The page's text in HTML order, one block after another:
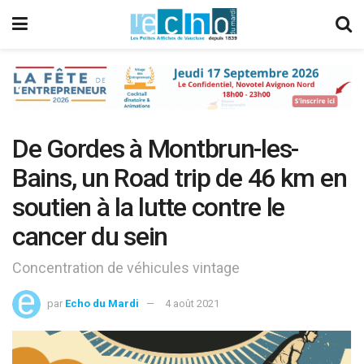
De Gordes à Montbrun-les-
Bains, un Road trip de 46 km en
soutien à la lutte contre le
cancer du sein
Concentration de véhicules vintage
par Echo du Mardi 4 août 2021